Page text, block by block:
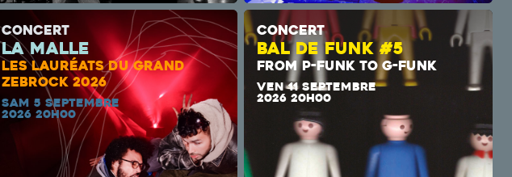
CONCERT
la malle
LES LAURÉATS DU GRAND
ZEBROCK 2026
SAM 5 SEPTEMBRE
2026 20H00
CONCERT
BAL DE FUNK #5
FROM P-FUNK TO G-FUNK
VEN 11 SEPTEMBRE
2026 20H00